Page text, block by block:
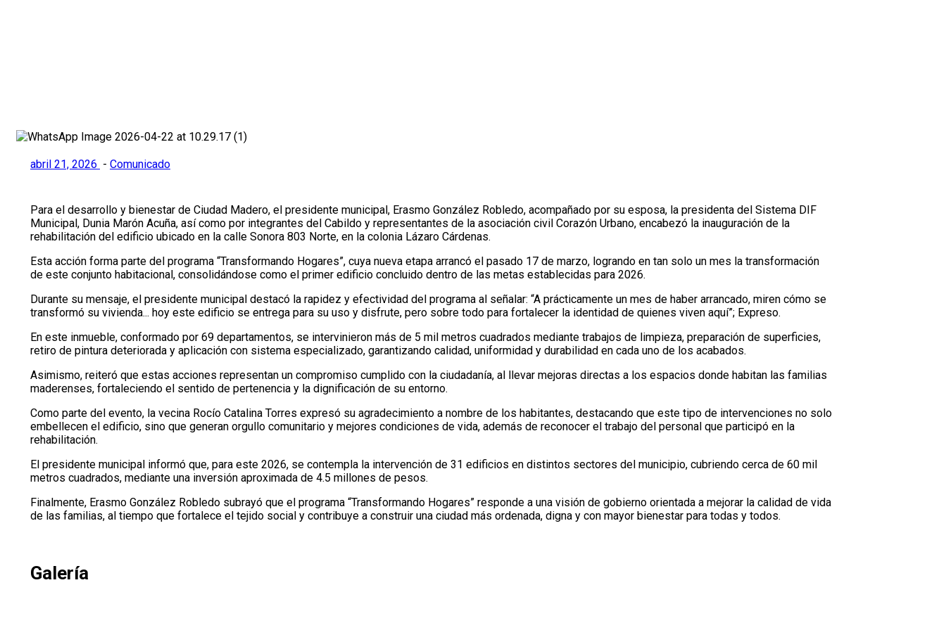
abril 21, 2026 - Comunicado
Para el desarrollo y bienestar de Ciudad Madero, el presidente municipal, Erasmo González Robledo, acompañado por su esposa, la presidenta del Sistema DIF
Municipal, Dunia Marón Acuña, así como por integrantes del Cabildo y representantes de la asociación civil Corazón Urbano, encabezó la inauguración de la
rehabilitación del edificio ubicado en la calle Sonora 803 Norte, en la colonia Lázaro Cárdenas.
Esta acción forma parte del programa “Transformando Hogares”, cuya nueva etapa arrancó el pasado 17 de marzo, logrando en tan solo un mes la transformación
de este conjunto habitacional, consolidándose como el primer edificio concluido dentro de las metas establecidas para 2026.
Durante su mensaje, el presidente municipal destacó la rapidez y efectividad del programa al señalar: “A prácticamente un mes de haber arrancado, miren cómo se
transformó su vivienda... hoy este edificio se entrega para su uso y disfrute, pero sobre todo para fortalecer la identidad de quienes viven aquí”; Expreso.
En este inmueble, conformado por 69 departamentos, se intervinieron más de 5 mil metros cuadrados mediante trabajos de limpieza, preparación de superficies,
retiro de pintura deteriorada y aplicación con sistema especializado, garantizando calidad, uniformidad y durabilidad en cada uno de los acabados.
Asimismo, reiteró que estas acciones representan un compromiso cumplido con la ciudadanía, al llevar mejoras directas a los espacios donde habitan las familias
maderenses, fortaleciendo el sentido de pertenencia y la dignificación de su entorno.
Como parte del evento, la vecina Rocío Catalina Torres expresó su agradecimiento a nombre de los habitantes, destacando que este tipo de intervenciones no solo
embellecen el edificio, sino que generan orgullo comunitario y mejores condiciones de vida, además de reconocer el trabajo del personal que participó en la
rehabilitación.
El presidente municipal informó que, para este 2026, se contempla la intervención de 31 edificios en distintos sectores del municipio, cubriendo cerca de 60 mil
metros cuadrados, mediante una inversión aproximada de 4.5 millones de pesos.
Finalmente, Erasmo González Robledo subrayó que el programa “Transformando Hogares” responde a una visión de gobierno orientada a mejorar la calidad de vida
de las familias, al tiempo que fortalece el tejido social y contribuye a construir una ciudad más ordenada, digna y con mayor bienestar para todas y todos.
Galería